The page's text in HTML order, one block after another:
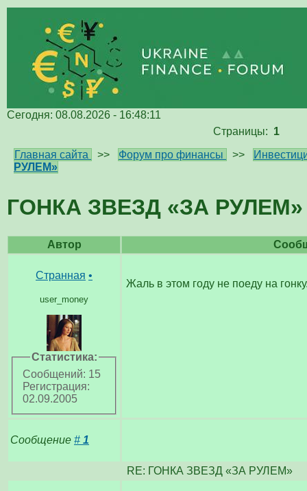
Сегодня: 08.08.2026 - 16:48:11
Страницы: 1
Главная сайта
>> Форум про финансы >>
РУЛЕМ»
ГОНКА ЗВЕЗД «ЗА РУЛЕМ»
Автор
Странная •
user_money
Статистика:
Сообщений: 15
Регистрация:
02.09.2005
Жаль в этом году не поеду на
Сообщение # 1
RE: ГОНКА ЗВЕЗД «ЗА РУЛЕМ»